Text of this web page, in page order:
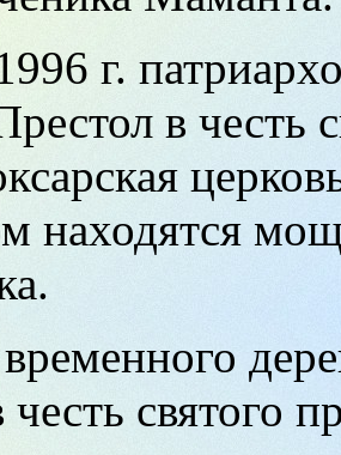
г.
в честь
находятся
честь святого